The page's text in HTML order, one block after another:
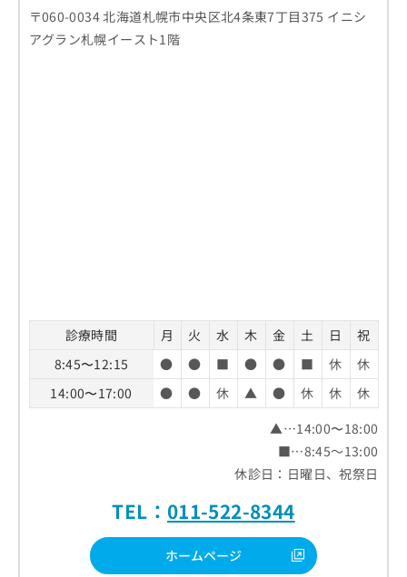
〒060-0034 北海道札幌市中央区北4条東7丁目375 イニシ
アグラン札幌イースト1階
診療時間 月 火 水 木 金 土 日
祝
8:45〜12:15
● ● ■ ● ● ■ 休
休
14:00〜17:00
● ● 休 ▲ ● 休 休
休
▲…14:00〜18:00
■…8:45～13:00
休診日：日曜日、祝祭日
TEL： 011-522-8344
ホームページ